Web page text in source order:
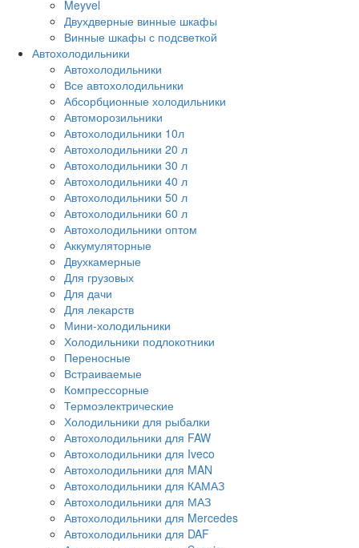
Meyvel
Двухдверные винные шкафы
Винные шкафы с подсветкой
Автохолодильники
Автохолодильники
Все автохолодильники
Абсорбционные холодильники
Автоморозильники
Автохолодильники 10л
Автохолодильники 20 л
Автохолодильники 30 л
Автохолодильники 40 л
Автохолодильники 50 л
Автохолодильники 60 л
Автохолодильники оптом
Аккумуляторные
Двухкамерные
Для грузовых
Для дачи
Для лекарств
Мини-холодильники
Холодильники подлокотники
Переносные
Встраиваемые
Компрессорные
Термоэлектрические
Холодильники для рыбалки
Автохолодильники для FAW
Автохолодильники для Iveco
Автохолодильники для MAN
Автохолодильники для КАМАЗ
Автохолодильники для МАЗ
Автохолодильники для Mercedes
Автохолодильники для DAF